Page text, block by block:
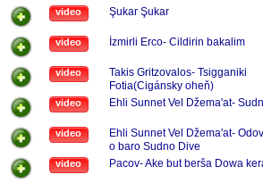
video Şukar Şukar
video İzmirli Erco- Cildirin bakalim
video
Takis Gritzovalos- Tsigganiki
Fotia(Cigánsky oheň)
video Ehli Sunnet Vel Džema'at-
video
Ehli Sunnet Vel Džema'at-
o baro Sudno Dive
video Pacov- Ake but berša Dowa